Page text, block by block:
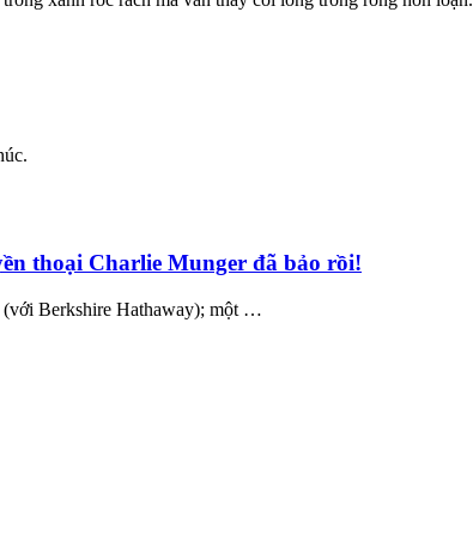
thoại Charlie Munger đã bảo rồi!
(với Berkshire Hathaway); một …